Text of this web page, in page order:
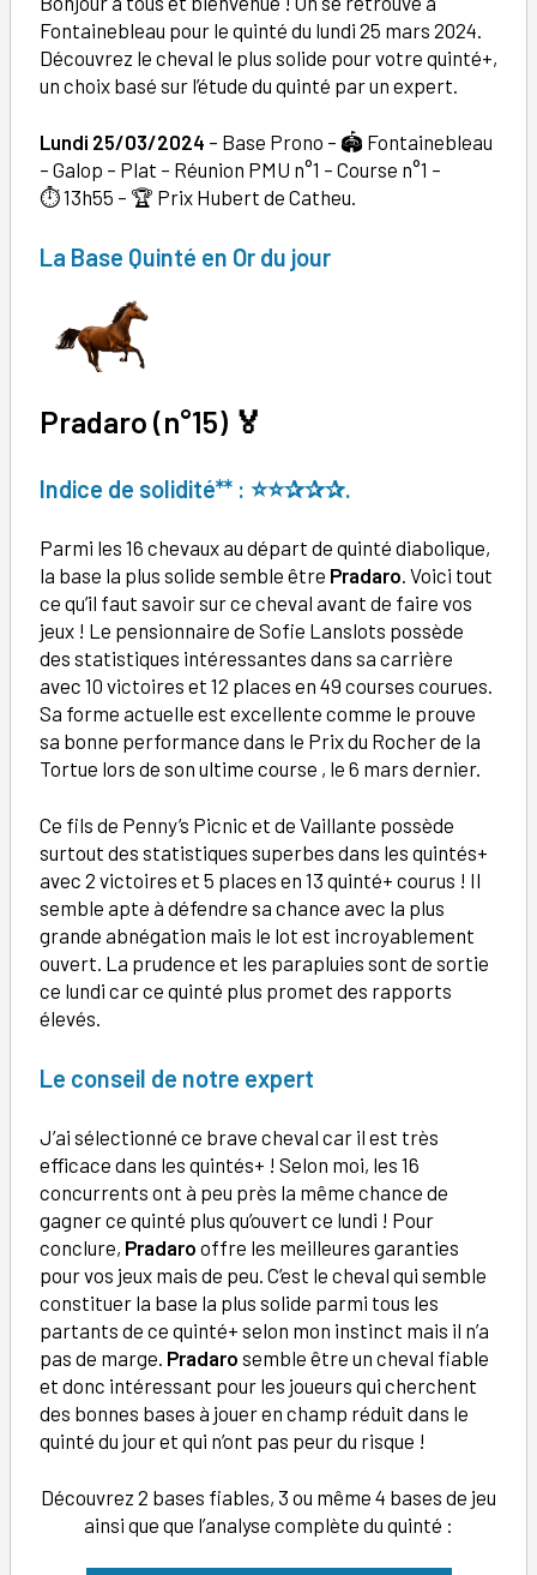
Fontainebleau pour le quinté du lundi 25 mars 2024.
Découvrez le cheval le plus solide pour votre quinté+,
un choix basé sur l’étude du quinté par un expert.
Lundi 25/03/2024 – Base Prono – 🏟️ Fontainebleau
– Galop – Plat – Réunion PMU n°1 – Course n°1 –
⏱️ 13h55 – 🏆 Prix Hubert de Catheu.
La Base Quinté en Or du jour
Pradaro (n°15) 🏅
Indice de solidité** : ⭐⭐✰✰✰.
Parmi les 16 chevaux au départ de quinté diabolique,
la base la plus solide semble être Pradaro . Voici tout
ce qu’il faut savoir sur ce cheval avant de faire vos
jeux ! Le pensionnaire de Sofie Lanslots possède
des statistiques intéressantes dans sa carrière
avec 10 victoires et 12 places en 49 courses courues.
Sa forme actuelle est excellente comme le prouve
sa bonne performance dans le Prix du Rocher de la
Tortue lors de son ultime course , le 6 mars dernier.
Ce fils de Penny’s Picnic et de Vaillante possède
surtout des statistiques superbes dans les quintés+
avec 2 victoires et 5 places en 13 quinté+ courus ! Il
semble apte à défendre sa chance avec la plus
grande abnégation mais le lot est incroyablement
ouvert. La prudence et les parapluies sont de sortie
ce lundi car ce quinté plus promet des rapports
élevés.
Le conseil de notre expert
J’ai sélectionné ce brave cheval car il est très
efficace dans les quintés+ ! Selon moi, les 16
concurrents ont à peu près la même chance de
gagner ce quinté plus qu’ouvert ce lundi ! Pour
conclure, Pradaro offre les meilleures garanties
pour vos jeux mais de peu. C’est le cheval qui semble
constituer la base la plus solide parmi tous les
partants de ce quinté+ selon mon instinct mais il n’a
pas de marge. Pradaro semble être un cheval fiable
et donc intéressant pour les joueurs qui cherchent
des bonnes bases à jouer en champ réduit dans le
quinté du jour et qui n’ont pas peur du risque !
Découvrez 2 bases fiables, 3 ou même 4 bases de jeu
ainsi que que l’analyse complète du quinté :